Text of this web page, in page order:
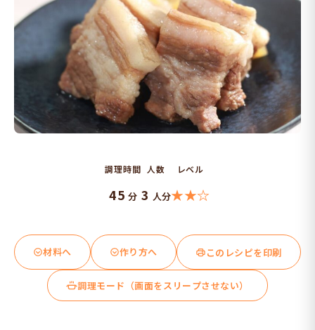
調理時間
45 分
人数
3 人分
レベル
★★☆
材料へ 作り方へ このレシピを印刷
調理モード（画面をスリープさせない）